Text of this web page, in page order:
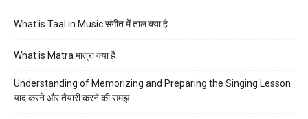
What is Taal in Music संगीत में ताल क्या है
What is Matra मात्रा क्या है
Understanding of Memorizing and Preparing the Singing Lesson
याद करने और तैयारी करने की समझ